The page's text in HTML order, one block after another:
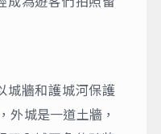
城市，是清邁府的
經濟、文化的中
谷，市內風景秀
最為著名，有「北